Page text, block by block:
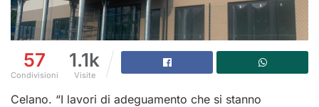
57
Condivisioni
1.1k
Visite
Celano. “I lavori di adeguamento che si stanno